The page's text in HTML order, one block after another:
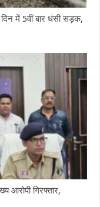
में 5वीं बार धंसी सड़क,
आरोपी गिरफ्तार,